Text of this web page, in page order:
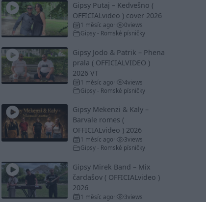
Gipsy Putaj – Kedvešno (
OFFICIALvideo ) cover 2026
1 měsíc ago 0views
Gipsy - Romské písničky
Gipsy Jodo & Patrik – Phena
prala ( OFFICIALVIDEO )
2026 VT
1 měsíc ago 4views
Gipsy - Romské písničky
Gipsy Mekenzi & Kaly –
Barvale romes (
OFFICIALvideo ) 2026
1 měsíc ago 3views
Gipsy - Romské písničky
Gipsy Mirek Band – Mix
čardašov ( OFFICIALvideo )
2026
1 měsíc ago 3views